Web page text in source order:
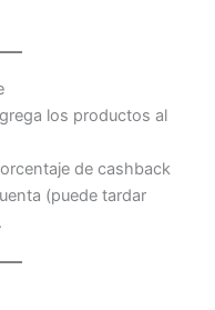
los productos al
de cashback
(puede tardar